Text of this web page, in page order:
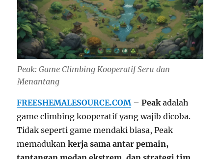
Peak: Game Climbing Kooperatif Seru dan
Menantang
FREESHEMALESOURCE.COM –Peak adalah
game climbing kooperatif yang wajib dicoba.
Tidak seperti game mendaki biasa, Peak
memadukankerja sama antar pemain,